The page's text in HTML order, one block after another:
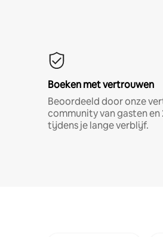
Boeken met vertrouwen
Beoordeeld door onze
community van gasten
tijdens je lange verblijf.